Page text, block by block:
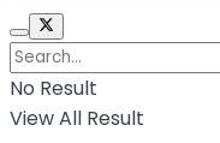
No Result
View All Result